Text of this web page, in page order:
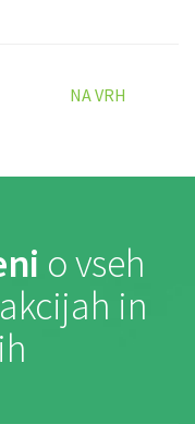
NA VRH
o vseh
in